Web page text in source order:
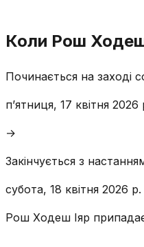
Коли Рош
Починається на заході
пʼятниця, 17 квітня 2026
→
Закінчується з
субота, 18 квітня 2026 р.
Рош Ходеш Іяр